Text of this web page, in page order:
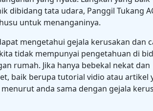
dibidang tata udara, Panggil Tukang
untuk menanganinya.
mengetahui gejala kerusakan dan
tidak mempunyai pengetahuan di
rumah. Jika hanya bebekal nekat dan
baik berupa tutorial vidio atau artikel
anda sama dengan gejala